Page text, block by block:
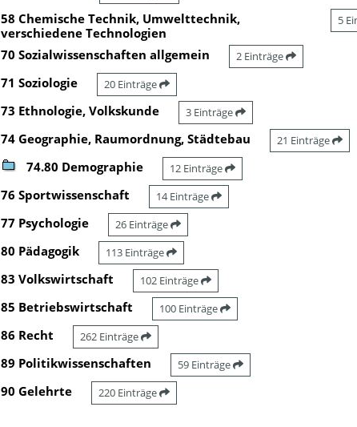
58 Chemische Technik, Umwelttechnik,
verschiedene Technologien
5
70 Sozialwissenschaften allgemein 2 Einträge
71 Soziologie 20 Einträge
73 Ethnologie, Volkskunde 3 Einträge
74 Geographie, Raumordnung, Städtebau 21 Einträge
74.80 Demographie 12 Einträge
76 Sportwissenschaft 14 Einträge
77 Psychologie 26 Einträge
80 Pädagogik 113 Einträge
83 Volkswirtschaft 102 Einträge
85 Betriebswirtschaft 100 Einträge
86 Recht 262 Einträge
89 Politikwissenschaften 59 Einträge
90 Gelehrte 220 Einträge